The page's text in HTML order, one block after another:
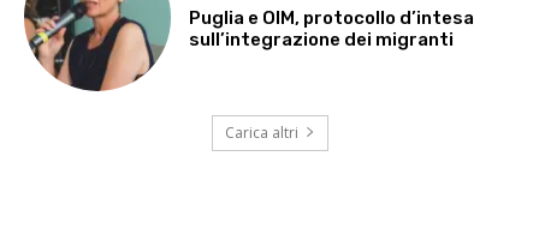
Puglia e OIM, protocollo d’intesa
sull’integrazione dei migranti
Carica altri